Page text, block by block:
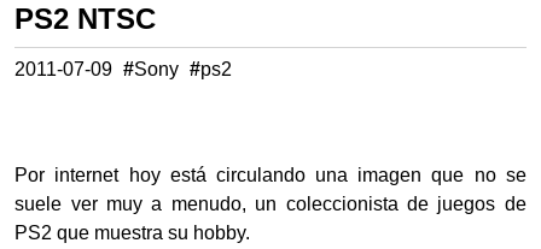
PS2 NTSC
2011-07-09 #Sony #ps2
Por internet hoy está circulando una imagen que no se
suele ver muy a menudo, un coleccionista de juegos de
PS2 que muestra su hobby.